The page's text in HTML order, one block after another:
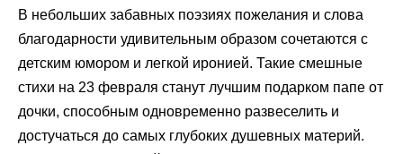
В небольших забавных поэзиях пожелания и слова
благодарности удивительным образом сочетаются с
детским юмором и легкой иронией. Такие смешные
стихи на 23 февраля станут лучшим подарком папе от
дочки, способным одновременно развеселить и
достучаться до самых глубоких душевных материй.